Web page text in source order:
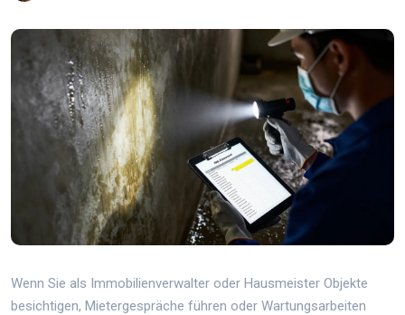
Wenn Sie als Immobilienverwalter oder Hausmeister Objekte
besichtigen, Mietergespräche führen oder Wartungsarbeiten